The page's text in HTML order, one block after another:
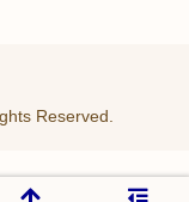
Reserved.